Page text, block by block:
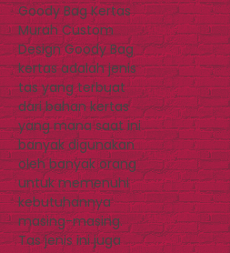
Goody Bag Kertas
Murah Custom
Design Goody Bag
kertas adalah jenis
tas yang terbuat
dari bahan kertas
yang mana saat ini
banyak digunakan
oleh banyak orang
untuk memenuhi
kebutuhannya
masing-masing.
Tas jenis ini juga